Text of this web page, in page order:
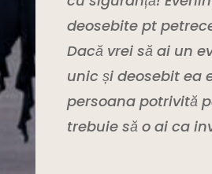
deosebite pt
Dacă vrei să ai un
unic și deosebit ea
persoana potrivită
trebuie să o ai ca